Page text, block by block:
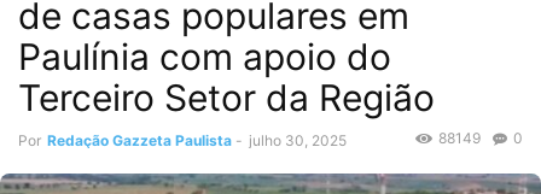
de casas populares em
Paulínia com apoio do
Terceiro Setor da Região
Por Redação Gazzeta Paulista - julho 30, 2025 0
88149